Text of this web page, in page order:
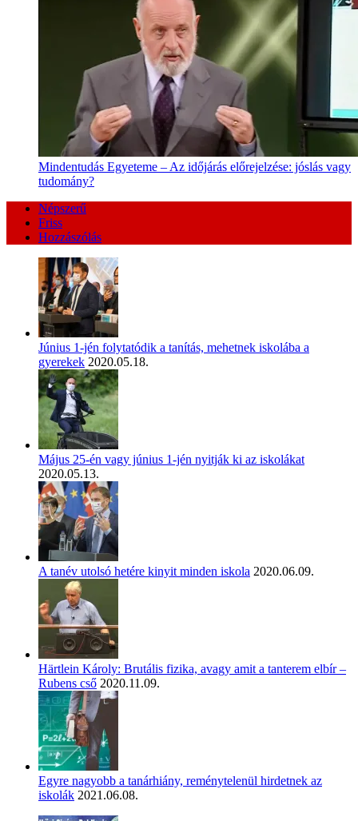
Mindentudás Egyeteme – Az időjárás előrejelzése: jóslás vagy
tudomány?
Népszerű
Friss
Hozzászólás
Június 1-jén folytatódik a tanítás, mehetnek iskolába a
gyerekek 2020.05.18.
Május 25-én vagy június 1-jén nyitják ki az iskolákat
2020.05.13.
A tanév utolsó hetére kinyit minden iskola 2020.06.09.
Härtlein Károly: Brutális fizika, avagy amit a tanterem elbír –
Rubens cső 2020.11.09.
Egyre nagyobb a tanárhiány, reménytelenül hirdetnek az
iskolák 2021.06.08.